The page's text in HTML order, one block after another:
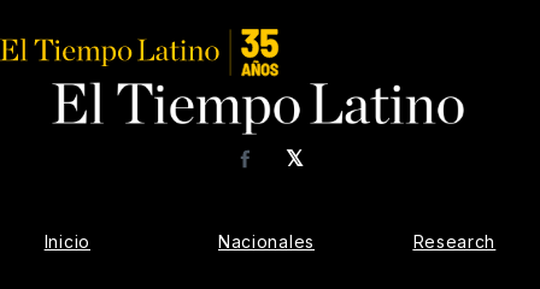
𝕏
Facebook
Inicio Nacionales Research